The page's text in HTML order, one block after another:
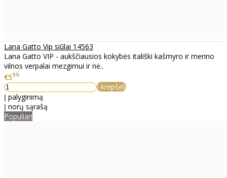
Lana Gatto Vip siūlai 14563
Lana Gatto VIP - aukščiausios kokybės itališki kašmyro ir merino
vilnos verpalai mezgimui ir nė..
€599
Į krepšelį
Į palyginimą
Į norų sąrašą
Populiari